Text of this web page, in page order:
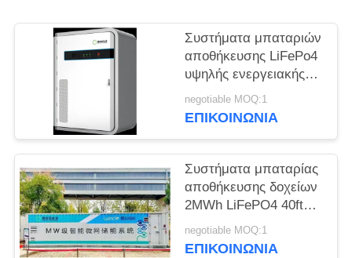
ΑΠΟΡΡΉΤΟΥ
Συστήματα μπαταριών
αποθήκευσης LiFePo4
υψηλής ενεργειακής
πυκνότητας 229kwh
για βιομηχανικούς και
negotiable MOQ:1
ΕΠΙΚΟΙΝΩΝΊΑ
Συστήματα μπαταρίας
αποθήκευσης δοχείων
2MWh LiFePO4 40ft
για σταθμούς
ηλεκτροπαραγωγής
negotiable MOQ:1
ΕΠΙΚΟΙΝΩΝΊΑ